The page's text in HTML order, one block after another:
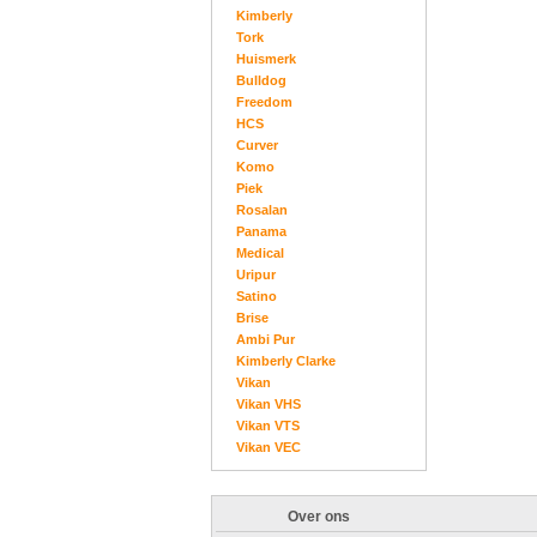
Kimberly
Tork
Huismerk
Bulldog
Freedom
HCS
Curver
Komo
Piek
Rosalan
Panama
Medical
Uripur
Satino
Brise
Ambi Pur
Kimberly Clarke
Vikan
Vikan VHS
Vikan VTS
Vikan VEC
Over ons